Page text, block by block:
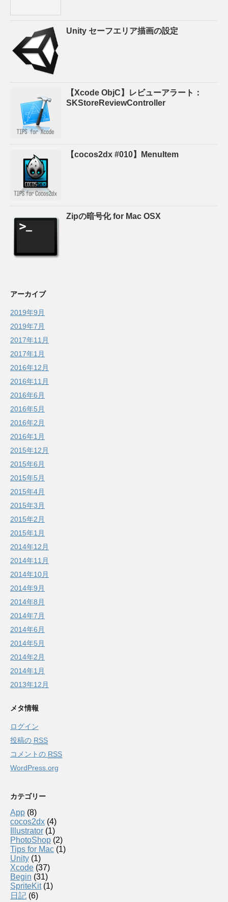
Unity セーフエリア描画の設定
【Xcode ObjC】レビューアラート：
SKStoreReviewController
【cocos2dx #010】MenuItem
Zipの暗号化 for Mac OSX
アーカイブ
2019年9月
2019年7月
2017年11月
2017年1月
2016年12月
2016年11月
2016年6月
2016年5月
2016年2月
2016年1月
2015年12月
2015年6月
2015年5月
2015年4月
2015年3月
2015年2月
2015年1月
2014年12月
2014年11月
2014年10月
2014年9月
2014年8月
2014年7月
2014年6月
2014年5月
2014年2月
2014年1月
2013年12月
メタ情報
ログイン
投稿の RSS
コメントの RSS
WordPress.org
カテゴリー
App (8)
cocos2dx (4)
Illustrator (1)
PhotoShop (2)
Tips for Mac (1)
Unity (1)
Xcode (37)
Begin (31)
SpriteKit(1)
日記 (6)